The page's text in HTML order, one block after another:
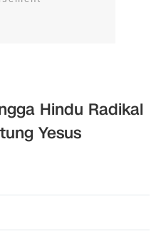
Hindu Radikal
Yesus